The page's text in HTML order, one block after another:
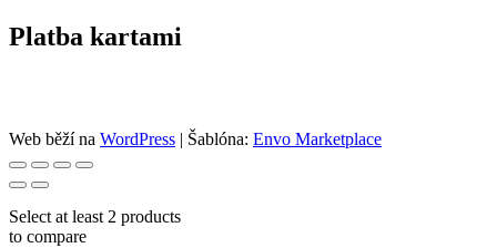
Platba kartami
Web běží na WordPress | Šablóna: Envo Marketplace
Select at least 2 products
to compare